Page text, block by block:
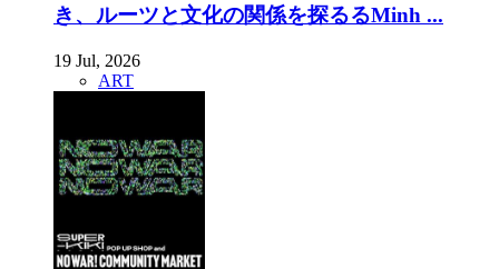
き、ルーツと文化の関係を探るるMinh ...
19 Jul, 2026
ART